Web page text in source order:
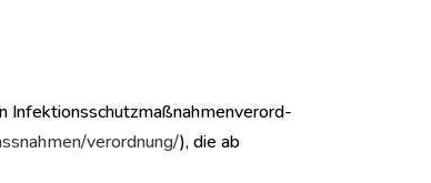
Infektionsschutzmaßnahmenverord-
verordnung/), die ab